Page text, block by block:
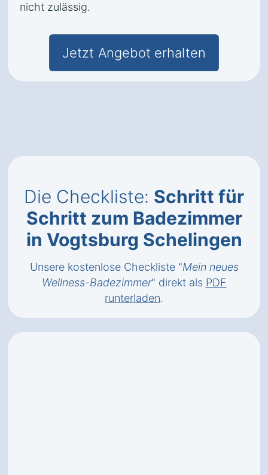
nicht zulässig.
Jetzt Angebot erhalten
Die Checkliste: Schritt für
Schritt zum Badezimmer
in Vogtsburg Schelingen
Unsere kostenlose Checkliste "Mein neues
Wellness-Badezimmer" direkt als PDF
runterladen.